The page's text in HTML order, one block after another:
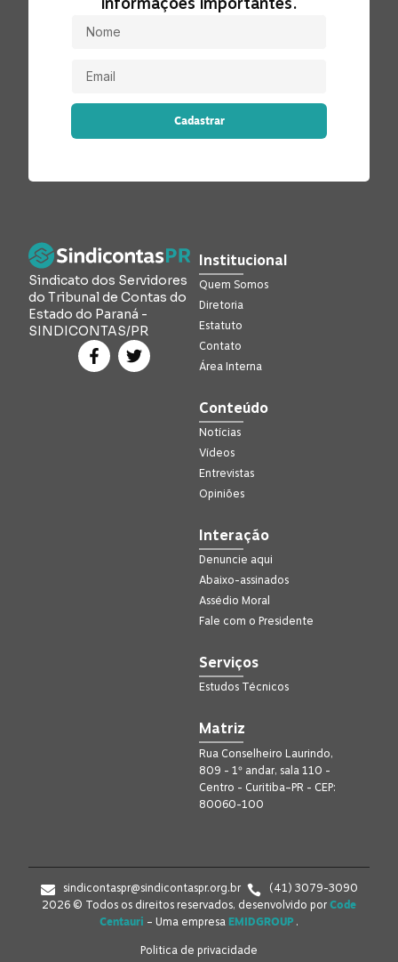
Cadastrar
Sindicato dos Servidores
do Tribunal de Contas do
Estado do Paraná -
SINDICONTAS/PR
Institucional
Quem Somos
Diretoria
Estatuto
Contato
Área Interna
Conteúdo
Notícias
Vídeos
Entrevistas
Opiniões
Interação
Denuncie aqui
Abaixo-assinados
Assédio Moral
Fale com o Presidente
Serviços
Estudos Técnicos
Matriz
Rua Conselheiro Laurindo,
809 - 1º andar, sala 110 -
Centro - Curitiba–PR - CEP:
80060-100
sindicontaspr@sindicontaspr.org.br
(41) 3079-3090
2026 © Todos os direitos reservados, desenvolvido porCode
Centauri – Uma empresa EMIDGROUP .
Politica de privacidade